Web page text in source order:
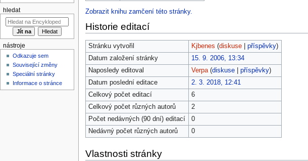
Zobrazit knihu zamčení této stránky.
Historie editací
Stránku vytvořil Kjbenes (diskuse| příspěvky)
Datum založení stránky
15. 9. 2006, 13:34
Naposledy editoval
Verpa (diskuse| příspěvky)
Datum poslední editace
2. 3. 2018, 12:41
Celkový počet editací
6
Celkový počet různých autorů
2
Počet nedávných (90 dní) editací
0
Nedávný počet různých autorů
0
Vlastnosti stránky
hledat
nástroje
Odkazuje sem
Související změny
Speciální stránky
Informace o stránce